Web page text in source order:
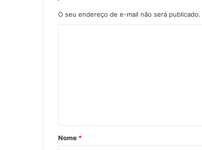
O seu endereço de e-mail não será publicado.
rNome *